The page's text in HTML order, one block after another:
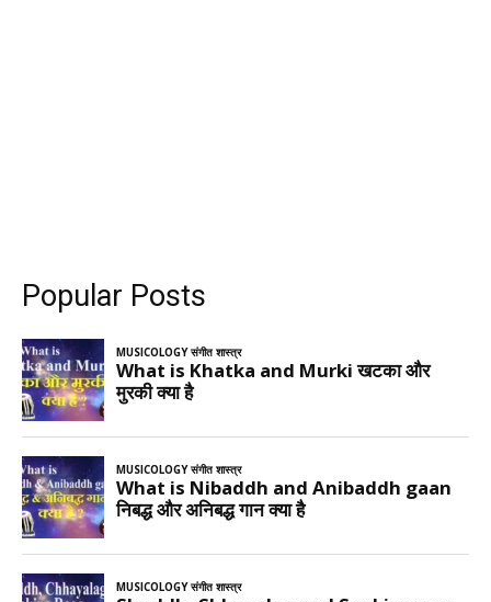
Popular Posts